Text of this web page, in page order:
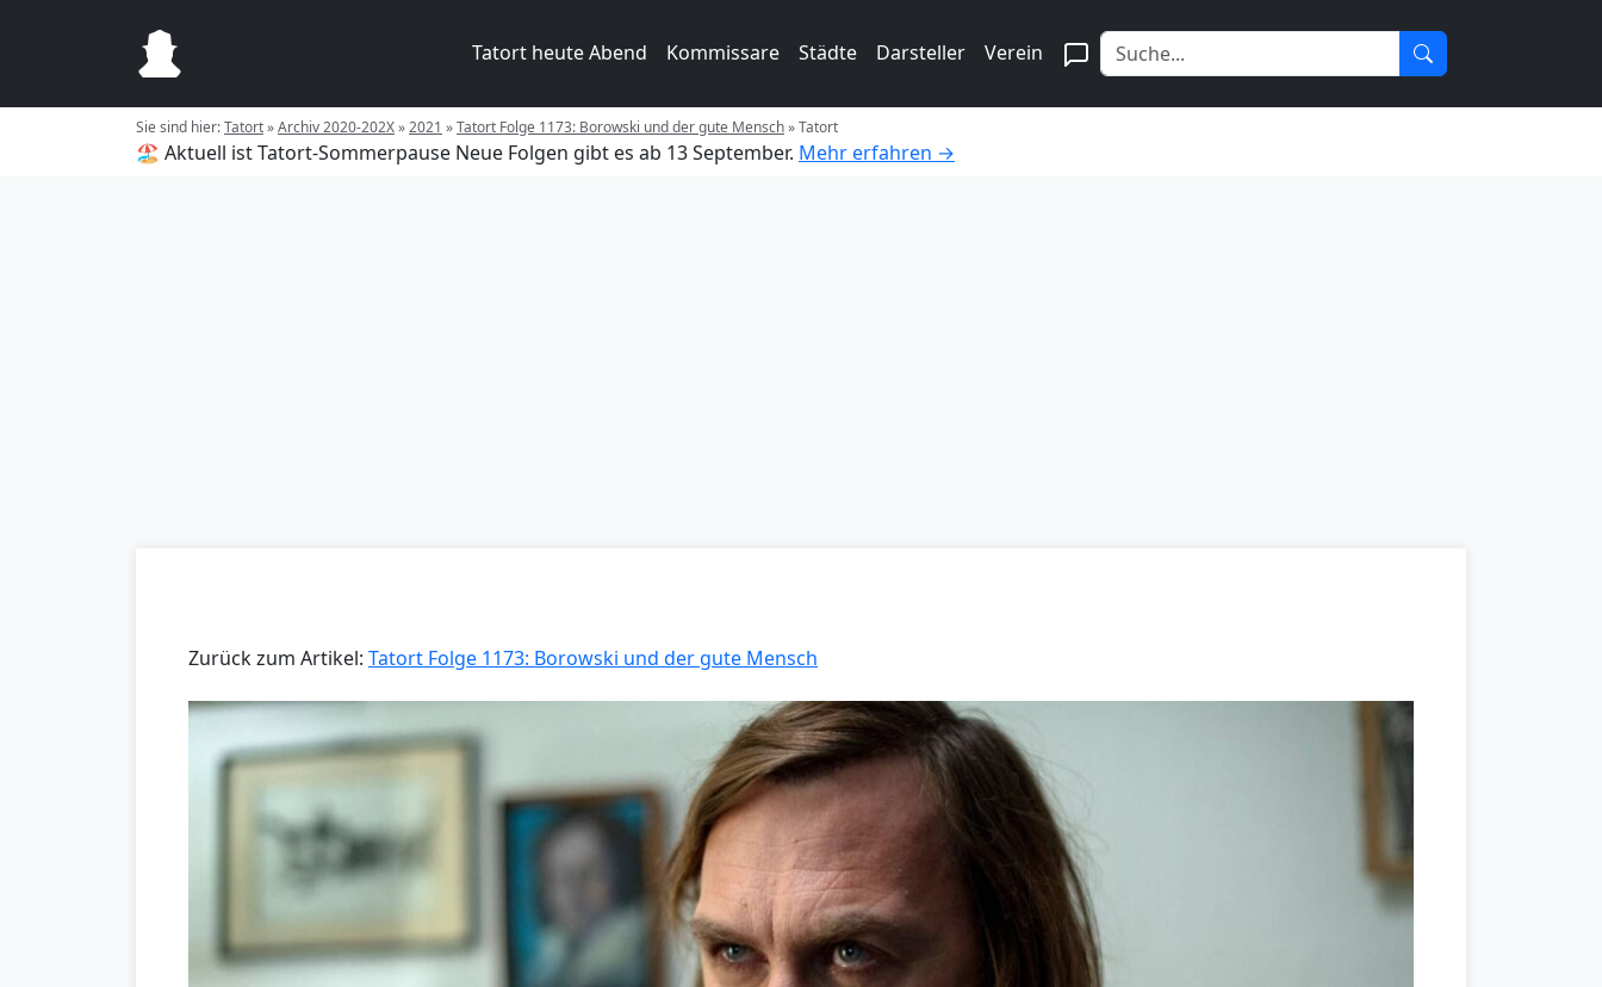
Tatort heute Abend Kommissare Städte Darsteller Verein
Sie sind hier:Tatort»Archiv 2020-202X»2021 »Tatort Folge 1173: Borowski und der gute Mensch»Tatort
🏖️ Aktuell ist Tatort-Sommerpause Neue Folgen gibt es ab 13 September. Mehr erfahren →
Zurück zum Artikel: Tatort Folge 1173: Borowski und der gute Mensch